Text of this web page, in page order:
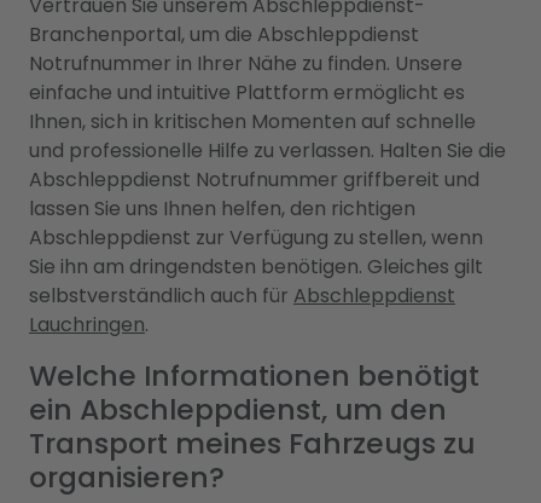
Branchenportal, um die Abschleppdienst
Notrufnummer in Ihrer Nähe zu finden. Unsere
einfache und intuitive Plattform ermöglicht es
Ihnen, sich in kritischen Momenten auf schnelle
und professionelle Hilfe zu verlassen. Halten Sie die
Abschleppdienst Notrufnummer griffbereit und
lassen Sie uns Ihnen helfen, den richtigen
Abschleppdienst zur Verfügung zu stellen, wenn
Sie ihn am dringendsten benötigen. Gleiches gilt
selbstverständlich auch für Abschleppdienst
Lauchringen.
Welche Informationen benötigt
ein Abschleppdienst, um den
Transport meines Fahrzeugs zu
organisieren?